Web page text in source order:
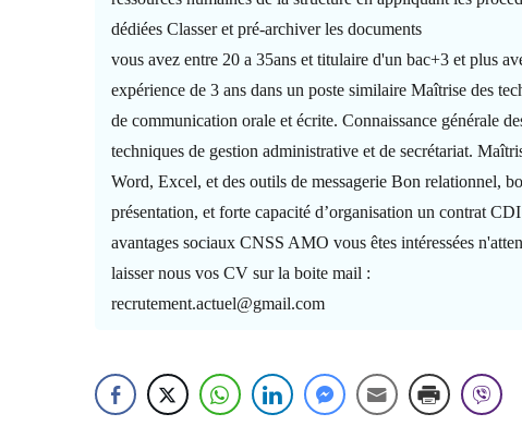
dédiées Classer et pré-archiver les documents
vous avez entre 20 a 35ans et titulaire d'un bac+3 et plus
expérience de 3 ans dans un poste similaire Maîtrise des
de communication orale et écrite. Connaissance générale
techniques de gestion administrative et de secrétariat.
Word, Excel, et des outils de messagerie Bon relationnel,
présentation, et forte capacité d’organisation un contrat
avantages sociaux CNSS AMO vous êtes intéressées
laisser nous vos CV sur la boite mail :
recrutement.actuel@gmail.com